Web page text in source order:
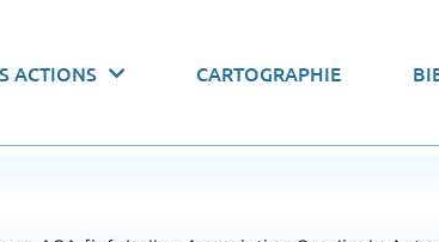
ACTIONS CARTOGRAPHIE